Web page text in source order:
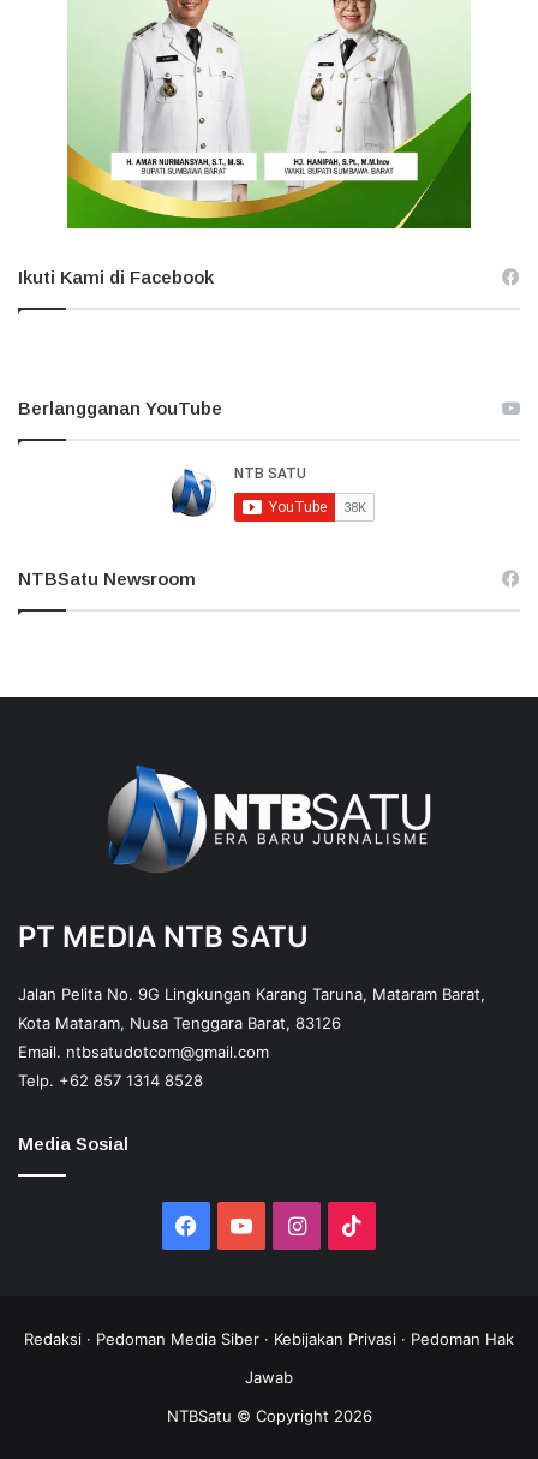
Ikuti Kami di Facebook
Berlangganan YouTube
NTBSatu Newsroom
PT MEDIA NTB SATU
Jalan Pelita No. 9G Lingkungan Karang Taruna, Mataram Barat,
Kota Mataram, Nusa Tenggara Barat, 83126
Email. ntbsatudotcom@gmail.com
Telp. +62 857 1314 8528
Media Sosial
Facebook
YouTubeInstagram
Redaksi · Pedoman Media Siber · Kebijakan Privasi · Pedoman Hak
Jawab
NTBSatu © Copyright 2026